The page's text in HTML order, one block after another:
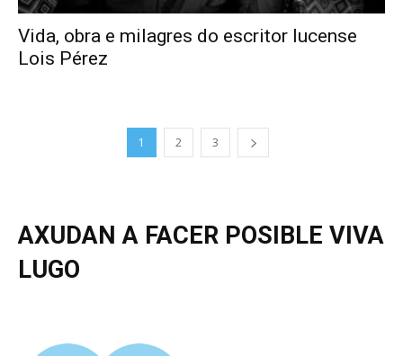
Vida, obra e milagres do escritor lucense
Lois Pérez
1 2 3
AXUDAN A FACER POSIBLE VIVA
LUGO